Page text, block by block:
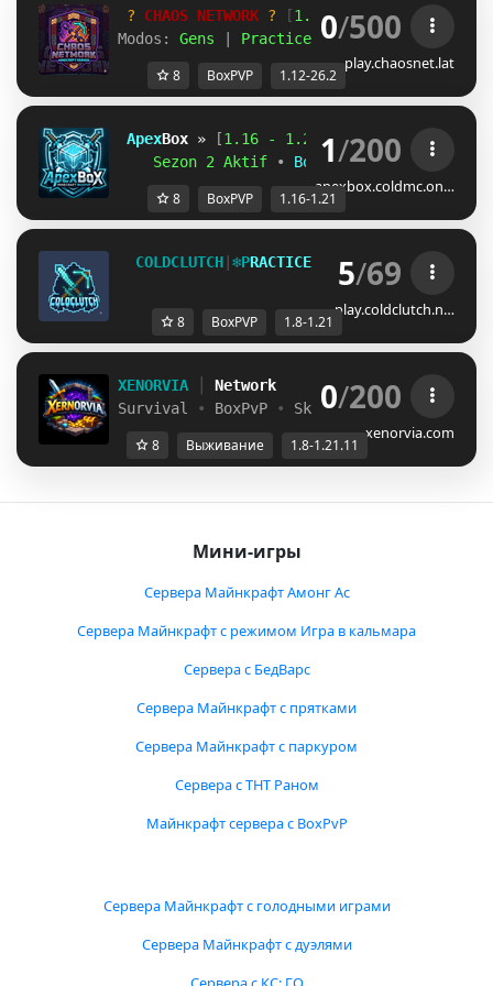
? CHAOS NETWORK ? [1.12 - 26.2]
Modos: Gens Practice | BoxPvP
0/500
play.chaosnet.lat
8 BoxPVP 1.12-26.2
ApexBox » [1.16 - 1.21.x
]
Sezon 2 Aktif • BoxPvP • Ana Sürüm:
1/200
apexbox.coldmc.on…
8 BoxPVP 1.16-1.21
COL DCL UTCH ❄PRACTICE XP VP❄
5/69
play.coldclutch.n…
8 BoxPVP 1.8-1.21
XENORVIA
Network
Survival
• BoxPvP • SkyWars │ Java 1.8 -
0/200
xenorvia.com
8 Выживание 1.8-1.21.11
Мини-игры
Сервера Майнкрафт Амонг Ас
Сервера Майнкрафт с режимом Игра в кальмара
Сервера с БедВарс
Сервера Майнкрафт с прятками
Сервера Майнкрафт с паркуром
Сервера с ТНТ Раном
Майнкрафт сервера с BoxPvP
Сервера Майнкрафт с голодными играми
Сервера Майнкрафт с дуэлями